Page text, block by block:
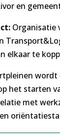
en
Organisatie
elkaar te
het starten
met